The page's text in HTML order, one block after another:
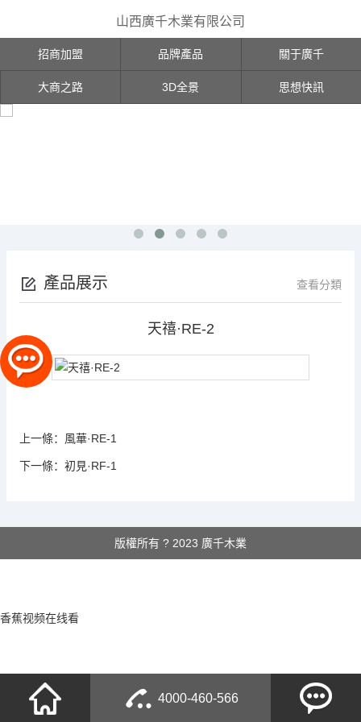
山西廣千木業有限公司
招商加盟 品牌產品 關于廣千
大商之路 3D全景 思想快訊
產品展示 查看分類
天禧·RE-2
上一條： 風華·RE-1
下一條： 初見·RF-1
版權所有 ? 2023 廣千木業
4000-460-566
香蕉视频在线看